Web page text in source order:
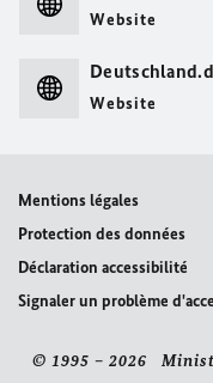
Website
Website
Mentions légales
Protection des données
Déclaration accessibilité
Signaler un problème
© 1995 – 2026